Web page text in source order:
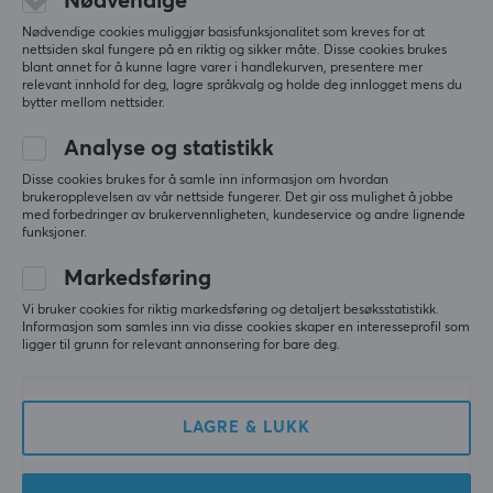
0 likes
Daniel P
Verifisert kjøper
Level 12
Nice Champion
Kjempefornøyd
Måtte ha Sleeve grunnet armen "klistret" seg til
pulten, så når jeg spillte og måtte gjøre spesielt
Vertikale bevegelser så kunne dette hindre meg litt.
Sleeven sitter bra på armen og er behagelig å ha
på, den gir også god glid både på pulten min og
musematten. Personlig skulle jeg hatt den sittende
litt strammere over underarm, men jeg kan ikke
bestille mindre strl grunnet den ville blitt for stram
overarm på rundt 47-48cm og underarmer på
rundt 42-44. Alt i alt, kjempefornøyd med
Behagelig
Nødvendige cookies muliggjør basisfunksjonalitet som kreves for at
nettsiden skal fungere på en riktig og sikker måte. Disse cookies brukes
blant annet for å kunne lagre varer i handlekurven, presentere mer
relevant innhold for deg, lagre språkvalg og holde deg innlogget mens du
bytter mellom nettsider.
Analyse og statistikk
Disse cookies brukes for å samle inn informasjon om hvordan
brukeropplevelsen av vår nettside fungerer. Det gir oss mulighet å jobbe
med forbedringer av brukervennligheten, kundeservice og andre lignende
funksjoner.
Markedsføring
Vi bruker cookies for riktig markedsføring og detaljert besøksstatistikk.
Informasjon som samles inn via disse cookies skaper en interesseprofil som
ligger til grunn for relevant annonsering for bare deg.
LAGRE & LUKK